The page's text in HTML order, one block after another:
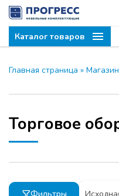
Каталог товаров
Главная страница » Магазин
Торговое
Фильтры